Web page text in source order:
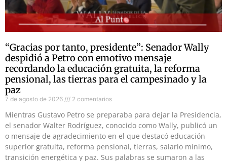
“Gracias por tanto, presidente”: Senador Wally
despidió a Petro con emotivo mensaje
recordando la educación gratuita, la reforma
pensional, las tierras para el campesinado y la
paz
7 de agosto de 2026 2 comentarios
Mientras Gustavo Petro se preparaba para dejar la Presidencia,
el senador Walter Rodríguez, conocido como Wally, publicó un
o mensaje de agradecimiento en el que destacó educación
superior gratuita, reforma pensional, tierras, salario mínimo,
transición energética y paz. Sus palabras se sumaron a las